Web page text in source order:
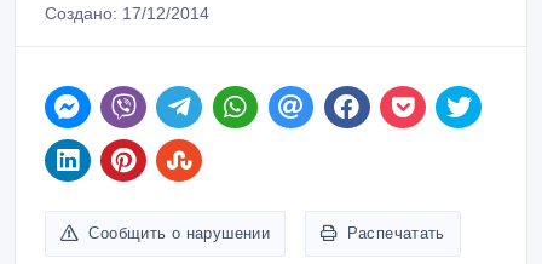
Создано: 17/12/2014
Сообщить о нарушении Распечатать